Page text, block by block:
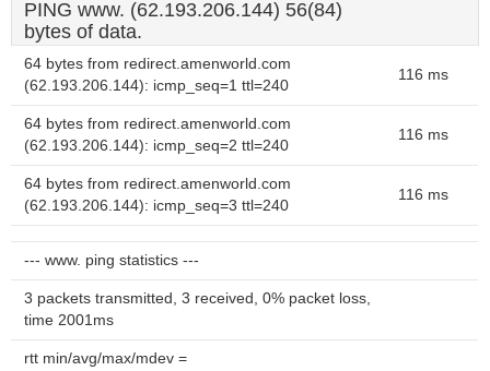
PING www. (62.193.206.144) 56(84)
bytes of data.
64 bytes from redirect.amenworld.com
(62.193.206.144): icmp_seq=1 ttl=240
116 ms
64 bytes from redirect.amenworld.com
(62.193.206.144): icmp_seq=2 ttl=240
116 ms
64 bytes from redirect.amenworld.com
(62.193.206.144): icmp_seq=3 ttl=240
116 ms
--- www. ping statistics ---
3 packets transmitted, 3 received, 0% packet loss,
time 2001ms
rtt min/avg/max/mdev =